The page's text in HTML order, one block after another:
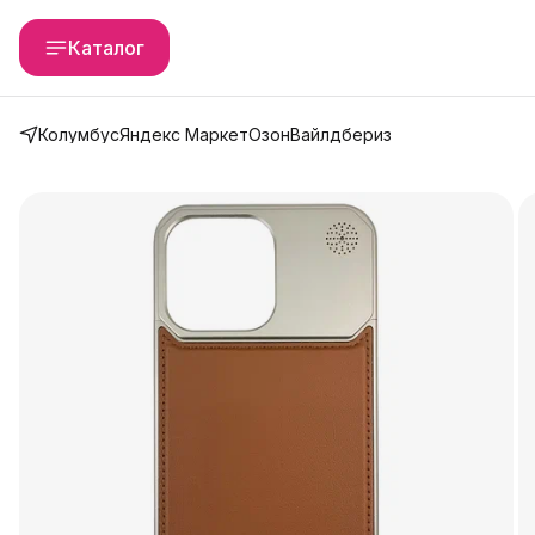
Каталог
КолумбусЯндекс МаркетОзонВайлдбериз